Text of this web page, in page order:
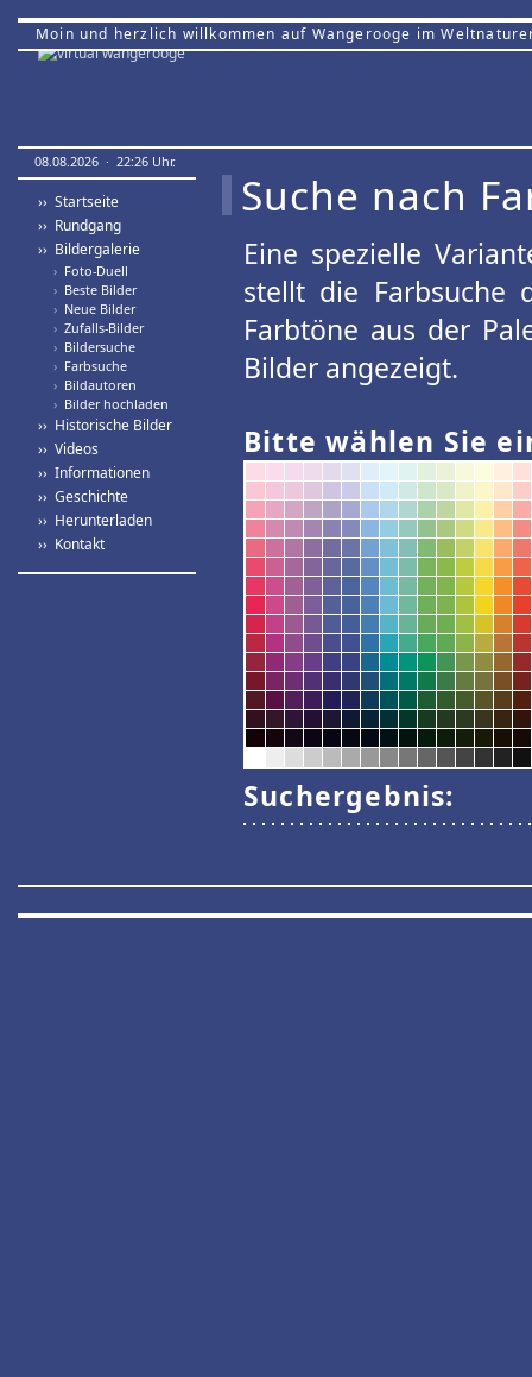
Moin und herzlich willkommen auf Wangerooge im
08.08.2026 · 22:26 Uhr.
›› Startseite
›› Rundgang
›› Bildergalerie
› Foto-Duell
› Beste Bilder
› Neue Bilder
› Zufalls-Bilder
› Bildersuche
› Farbsuche
› Bildautoren
› Bilder hochladen
›› Historische Bilder
›› Videos
›› Informationen
›› Geschichte
›› Herunterladen
›› Kontakt
Suche nach
Eine spezielle
stellt die Farbsuche
Farbtöne aus der
Bilder angezeigt.
Bitte wählen Sie
Suchergebnis: